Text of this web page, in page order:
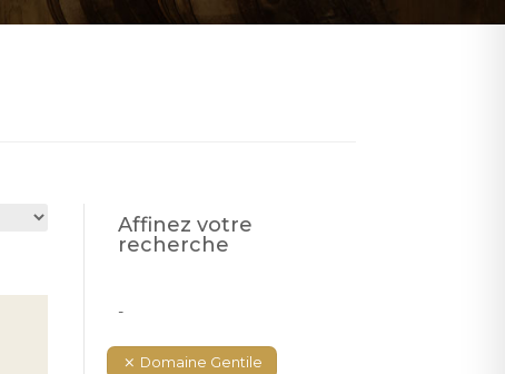
Affinez votre
recherche
-
Domaine Gentile